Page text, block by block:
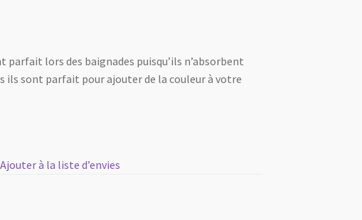
parfait lors des baignades puisqu’ils n’absorbent
ils sont parfait pour ajouter de la couleur à votre
Ajouter à la liste d’envies